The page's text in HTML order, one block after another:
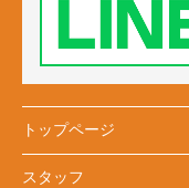
トップページ
スタッフ